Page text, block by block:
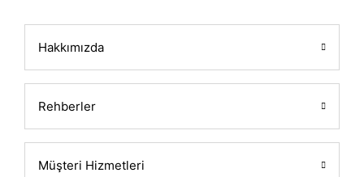
Hakkımızda
Rehberler
Müşteri Hizmetleri